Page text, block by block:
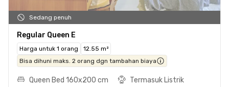
Sedang penuh
Regular Queen E
Harga untuk 1 orang
12.55 m²
Bisa dihuni maks. 2 orang dgn tambahan biaya
Queen Bed 160x200 cm
Termasuk Listrik